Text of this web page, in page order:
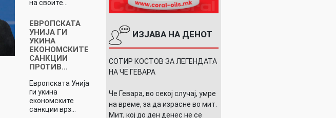
на своите…
ЕВРОПСКАТА
УНИЈА ГИ
УКИНА
ЕКОНОМСКИТЕ
САНКЦИИ
ПРОТИВ…
Европската Унија
ги укина
економските
санкции врз…
ИЗЈАВА НА ДЕНОТ
СОТИР КОСТОВ ЗА ЛЕГЕНДАТА
НА ЧЕ ГЕВАРА
Че Гевара, во секој случај, умре
на време, за да израсне во мит.
Мит, кој до ден денес не се